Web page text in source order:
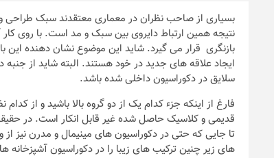
بسیاری از صاحب نظران در معماری معتقدند سبک طراحی
نتیجه همین ارتباط دایروی بین سبک و مد است. با روی
بازنگری قرار می گیرد. شاید این موضوع نشان دهنده این
ایجاد علاقه های جدید در خود هستند. البته شاید از
سلایق در دکوراسیون داخلی شده باشد.
فارغ از اینکه جزء کدام یک از دو گروه بالا باشید و از
قدیمی و کلاسیک حاصل شده غیر قابل انکار است. در
تا جایی که حتی در دکوراسیون های مینیمال و مدرن
های زیر چنین ترکیب های زیبا را در دکوراسیون